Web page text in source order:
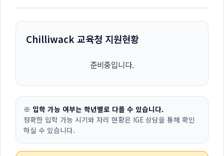
Chilliwack 교육청 지원현황
준비중입니다.
※ 입학 가능 여부는 학년별로 다를 수 있습니다.
정확한 입학 가능 시기와 자리 현황은 IGE 상담을 통해 확인
하실 수 있습니다.